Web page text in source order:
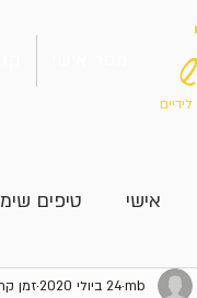
אישי טיפים
mb24 ביולי 2020 זמן